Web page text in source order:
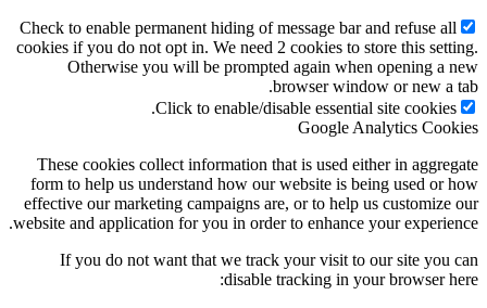
Check to enable permanent hiding of message bar and refuse all
cookies if you do not opt in. We need 2 cookies to store this setting.
Otherwise you will be prompted again when opening a new
browser window or new a tab.
Click to enable/disable essential site cookies.
Google Analytics Cookies
These cookies collect information that is used either in aggregate
form to help us understand how our website is being used or how
effective our marketing campaigns are, or to help us customize our
website and application for you in order to enhance your experience.
If you do not want that we track your visit to our site you can
disable tracking in your browser here: